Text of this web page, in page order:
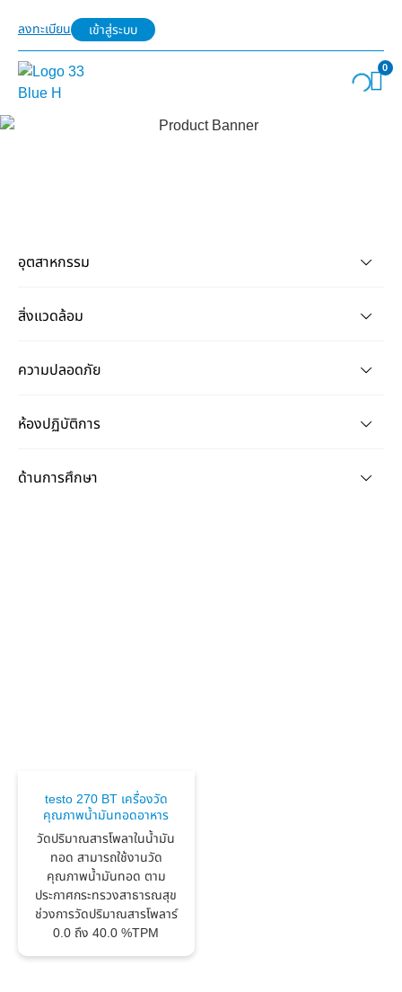
ลงทะเบียน เข้าสู่ระบบ
0
อุตสาหกรรม
สิ่งแวดล้อม
ความปลอดภัย
ห้องปฏิบัติการ
ด้านการศึกษา
testo 270 BT เครื่องวัด
คุณภาพน้ำมันทอดอาหาร
วัดปริมาณสารโพลาในน้ำมัน
ทอด สามารถใช้งานวัด
คุณภาพน้ำมันทอด ตาม
ประกาศกระทรวงสาธารณสุข
ช่วงการวัดปริมาณสารโพลาร์
0.0 ถึง 40.0 %TPM